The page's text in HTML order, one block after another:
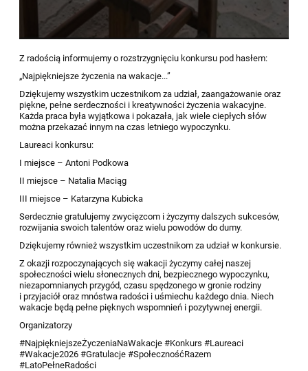
Z radością informujemy o rozstrzygnięciu konkursu pod hasłem:
„Najpiękniejsze życzenia na wakacje...”
Dziękujemy wszystkim uczestnikom za udział, zaangażowanie oraz
piękne, pełne serdeczności i kreatywności życzenia wakacyjne.
Każda praca była wyjątkowa i pokazała, jak wiele ciepłych słów
można przekazać innym na czas letniego wypoczynku.
Laureaci konkursu:
I miejsce – Antoni Podkowa
II miejsce – Natalia Maciąg
III miejsce – Katarzyna Kubicka
Serdecznie gratulujemy zwycięzcom i życzymy dalszych sukcesów,
rozwijania swoich talentów oraz wielu powodów do dumy.
Dziękujemy również wszystkim uczestnikom za udział w konkursie.
Z okazji rozpoczynających się wakacji życzymy całej naszej
społeczności wielu słonecznych dni, bezpiecznego wypoczynku,
niezapomnianych przygód, czasu spędzonego w gronie rodziny
i przyjaciół oraz mnóstwa radości i uśmiechu każdego dnia. Niech
wakacje będą pełne pięknych wspomnień i pozytywnej energii.
Organizatorzy
#NajpiękniejszeŻyczeniaNaWakacje #Konkurs #Laureaci
#Wakacje2026 #Gratulacje #SpołecznośćRazem
#LatoPełneRadości